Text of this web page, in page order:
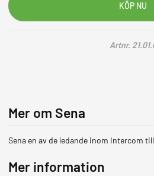
Artnr.
Mer om Sena
Sena en av de ledande inom Intercom
Mer information